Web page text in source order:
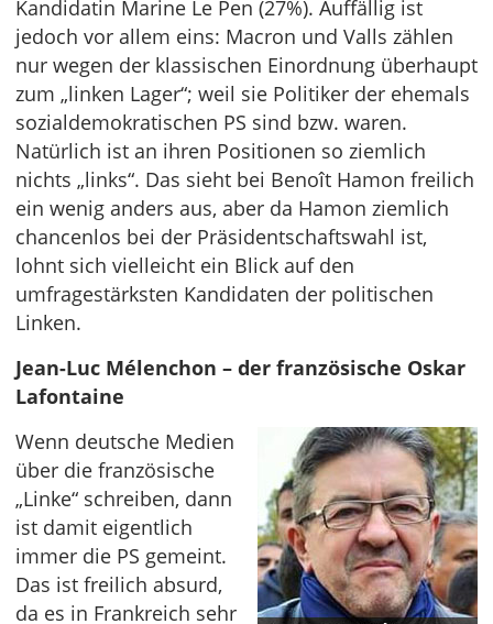
Kandidatin Marine Le Pen (27%). Auffällig ist
jedoch vor allem eins: Macron und Valls zählen
nur wegen der klassischen Einordnung überhaupt
zum „linken Lager“; weil sie Politiker der ehemals
sozialdemokratischen PS sind bzw. waren.
Natürlich ist an ihren Positionen so ziemlich
nichts „links“. Das sieht bei Benoît Hamon freilich
ein wenig anders aus, aber da Hamon ziemlich
chancenlos bei der Präsidentschaftswahl ist,
lohnt sich vielleicht ein Blick auf den
umfragestärksten Kandidaten der politischen
Linken.
Jean-Luc Mélenchon – der französische Oskar
Lafontaine
Wenn deutsche Medien
über die französische
„Linke“ schreiben, dann
ist damit eigentlich
immer die PS gemeint.
Das ist freilich absurd,
da es in Frankreich sehr